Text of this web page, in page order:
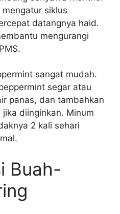
siklus
datangnya haid.
mengurangi
sangat mudah.
segar atau
panas, dan tambahkan
diinginkan. Minum
2 kali sehari
Buah-